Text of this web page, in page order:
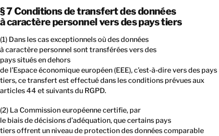
§ 7 Conditions de transfert des données
à caractère personnel vers des pays tiers
(1) Dans les cas exceptionnels où des données
à caractère personnel sont transférées vers des
pays situés en dehors
de l’Espace économique européen (EEE), c’est-à-dire vers des pays
tiers, ce transfert est effectué dans les conditions prévues aux
articles 44 et suivants du RGPD.
(2) La Commission européenne certifie, par
le biais de décisions d’adéquation, que certains pays
tiers offrent un niveau de protection des données comparable